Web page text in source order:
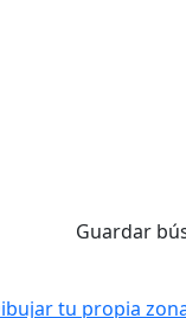
Guardar
tu propia